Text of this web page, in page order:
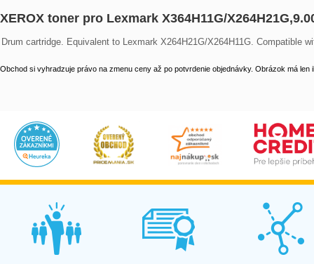
XEROX toner pro Lexmark X364H11G/
Drum cartridge. Equivalent to Lexmark X264H21G/X264H11G. Compatible
Obchod si vyhradzuje právo na zmenu ceny až po potvrdenie objednávky. Obrázok má len